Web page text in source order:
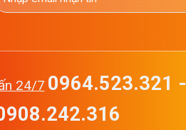
24/7 0964.523.321 -